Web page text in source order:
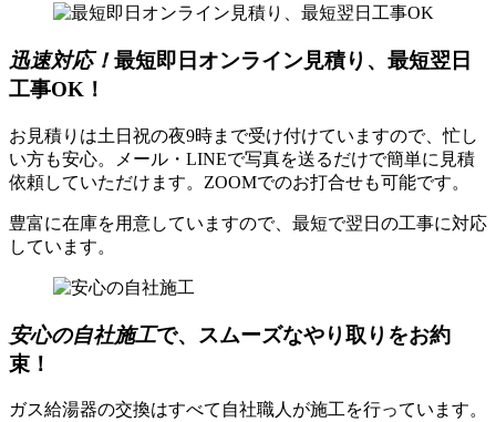
迅速対応！最短即日オンライン見積り、最短翌日
工事OK！
お見積りは土日祝の夜9時まで受け付けていますので、忙し
い方も安心。メール・LINEで写真を送るだけで簡単に見積
依頼していただけます。ZOOMでのお打合せも可能です。
豊富に在庫を用意していますので、最短で翌日の工事に対応
しています。
安心の自社施工で、スムーズなやり取りをお約
束！
ガス給湯器の交換はすべて自社職人が施工を行っています。